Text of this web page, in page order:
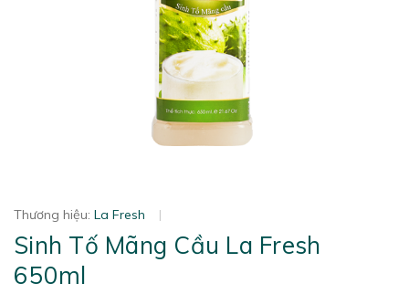
Thương hiệu: La Fresh |
Sinh Tố Mãng Cầu La Fresh
650ml